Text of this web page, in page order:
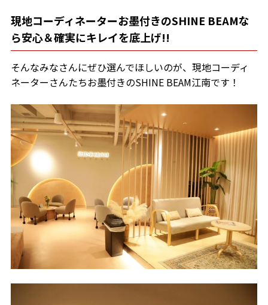
現地コーディネーターお墨付きのSHINE BEAMな
ら安心＆確実にキレイを底上げ!!
そんなみなさんにぜひ選んでほしいのが、現地コーディ
ネーターさんたちお墨付きのSHINE BEAM江南です！